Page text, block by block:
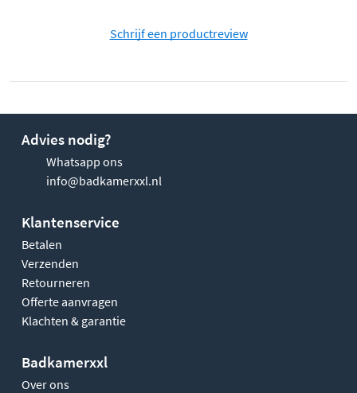
Schrijf een productreview
Advies nodig?
Whatsapp ons
info@badkamerxxl.nl
Klantenservice
Betalen
Verzenden
Retourneren
Offerte aanvragen
Klachten & garantie
Badkamerxxl
Over ons